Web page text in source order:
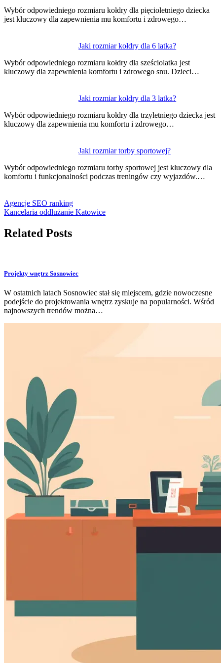
Wybór odpowiedniego rozmiaru kołdry dla pięcioletniego dziecka
jest kluczowy dla zapewnienia mu komfortu i zdrowego…
Jaki rozmiar kołdry dla 6 latka?
Wybór odpowiedniego rozmiaru kołdry dla sześciolatka jest
kluczowy dla zapewnienia komfortu i zdrowego snu. Dzieci…
Jaki rozmiar kołdry dla 3 latka?
Wybór odpowiedniego rozmiaru kołdry dla trzyletniego dziecka jest
kluczowy dla zapewnienia mu komfortu i zdrowego…
Jaki rozmiar torby sportowej?
Wybór odpowiedniego rozmiaru torby sportowej jest kluczowy dla
komfortu i funkcjonalności podczas treningów czy wyjazdów.…
Agencje SEO ranking
Kancelaria oddłużanie Katowice
Related Posts
Projekty wnętrz Sosnowiec
W ostatnich latach Sosnowiec stał się miejscem, gdzie nowoczesne
podejście do projektowania wnętrz zyskuje na popularności. Wśród
najnowszych trendów można…